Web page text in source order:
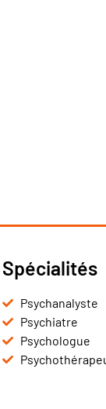
Spécialités
Psychanalyste
Psychiatre
Psychologue